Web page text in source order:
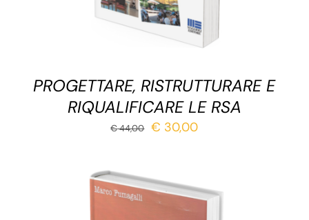
PROGETTARE, RISTRUTTURARE E
RIQUALIFICARE LE RSA
€44,00 Il
era:
€ 44,00.
€ 30,00Il
è:
€ 30,00.